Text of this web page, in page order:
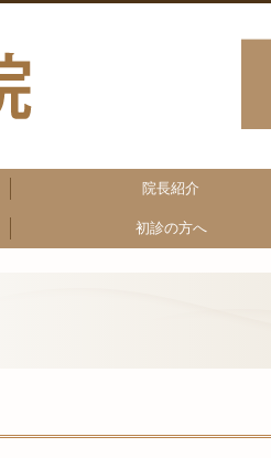
院長紹介
初診の方へ